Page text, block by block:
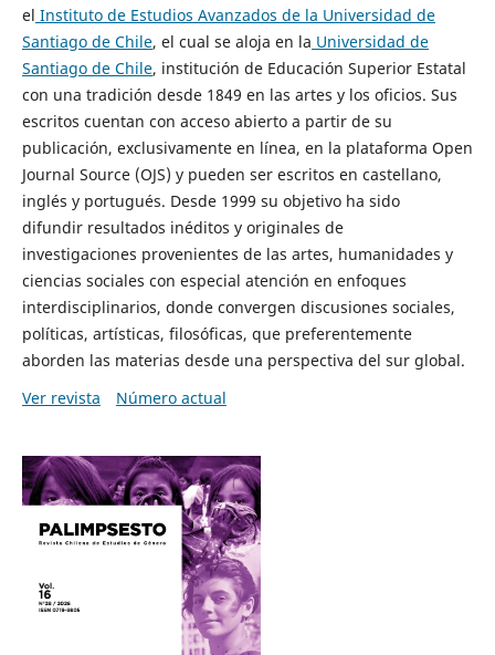
el Instituto de Estudios Avanzados de la Universidad de
Santiago de Chile, el cual se aloja en la Universidad de
Santiago de Chile, institución de Educación Superior Estatal
con una tradición desde 1849 en las artes y los oficios. Sus
escritos cuentan con acceso abierto a partir de su
publicación, exclusivamente en línea, en la plataforma Open
Journal Source (OJS) y pueden ser escritos en castellano,
inglés y portugués. Desde 1999 su objetivo ha sido
difundir resultados inéditos y originales de
investigaciones provenientes de las artes, humanidades y
ciencias sociales con especial atención en enfoques
interdisciplinarios, donde convergen discusiones sociales,
políticas, artísticas, filosóficas, que preferentemente
aborden las materias desde una perspectiva del sur global.
Ver revista
Número actual